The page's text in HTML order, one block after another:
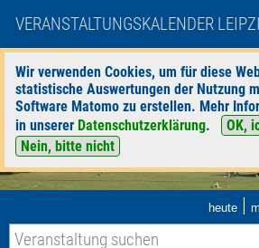
VERANSTALTUNGSKALENDER
Wir verwenden Cookies, um für diese
statistische Auswertungen der Nutzung
Software Matomo zu erstellen. Mehr
in unserer Datenschutzerklärung.
OK,
Nein, bitte nicht
heute |